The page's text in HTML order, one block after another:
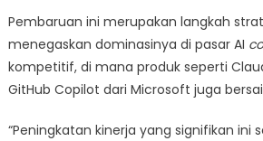
Pembaruan ini merupakan langkah
menegaskan dominasinya di pasar AI
kompetitif, di mana produk seperti
GitHub Copilot dari Microsoft juga
“Peningkatan kinerja yang signifikan ini